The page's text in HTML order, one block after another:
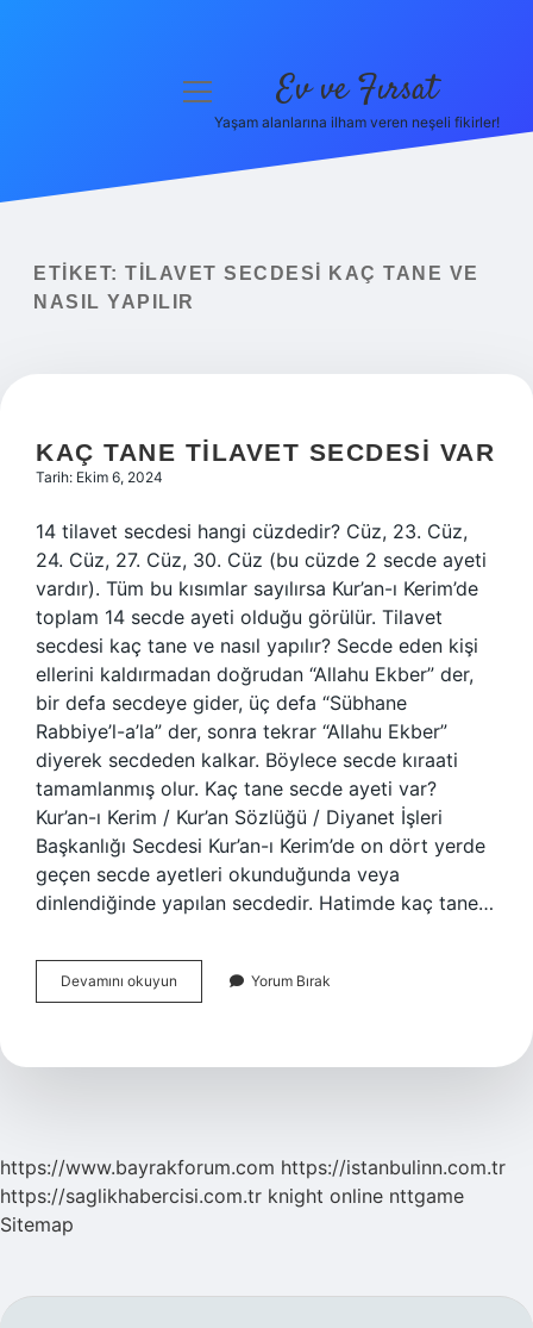
Yasal Uyarı
menüyü
Ev ve Fırsat
Yaşam alanlarına ilham veren neşeli fikirler!
ETIKET: TILAVET SECDESI KAÇ TANE VE
NASIL YAPILIR
KAÇ TANE TILAVET SECDESI VAR
Tarih: Ekim 6, 2024
14 tilavet secdesi hangi cüzdedir? Cüz, 23. Cüz,
24. Cüz, 27. Cüz, 30. Cüz (bu cüzde 2 secde ayeti
vardır). Tüm bu kısımlar sayılırsa Kur’an-ı Kerim’de
toplam 14 secde ayeti olduğu görülür. Tilavet
secdesi kaç tane ve nasıl yapılır? Secde eden kişi
ellerini kaldırmadan doğrudan “Allahu Ekber” der,
bir defa secdeye gider, üç defa “Sübhane
Rabbiye’l-a’la” der, sonra tekrar “Allahu Ekber”
diyerek secdeden kalkar. Böylece secde kıraati
tamamlanmış olur. Kaç tane secde ayeti var?
Kur’an-ı Kerim / Kur’an Sözlüğü / Diyanet İşleri
Başkanlığı Secdesi Kur’an-ı Kerim’de on dört yerde
geçen secde ayetleri okunduğunda veya
dinlendiğinde yapılan secdedir. Hatimde kaç tane…
Devamını okuyun
Tane
Var
Yorum Bırak
https://www.bayrakforum.com https://istanbulinn.com.tr
https://saglikhabercisi.com.tr knight online nttgame
Sitemap